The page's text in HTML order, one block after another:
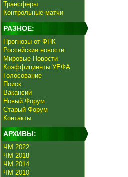
Трансферы
Контрольные матчи
РАЗНОЕ:
Прогнозы от ФНК
Российские новости
Мировые Новости
Коэффициенты УЕФА
Голосование
Поиск
Вакансии
Новый Форум
Старый Форум
Контакты
АРХИВЫ:
ЧМ 2022
ЧМ 2018
ЧМ 2014
ЧМ 2010